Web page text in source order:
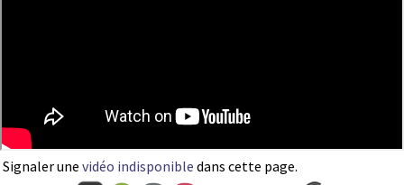
Signaler une vidéo indisponible dans cette page.